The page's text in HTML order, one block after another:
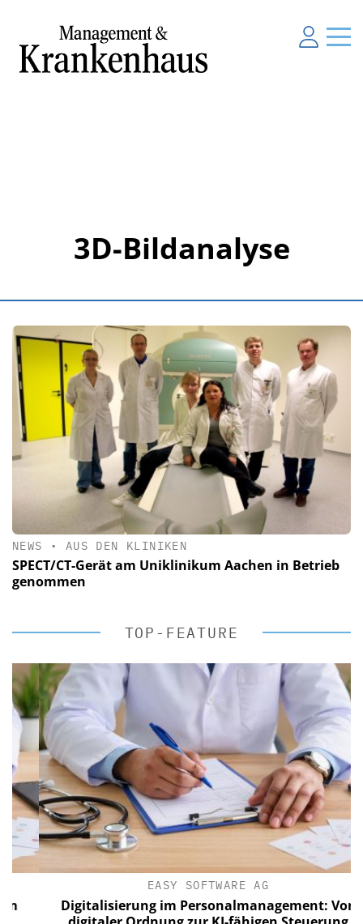
3D-Bildanalyse
NEWS • AUS DEN KLINIKEN
SPECT/CT-Gerät am Uniklinikum Aachen in Betrieb
genommen
TOP-FEATURE
EASY SOFTWARE AG
Digitalisierung im Personalmanagement: Von